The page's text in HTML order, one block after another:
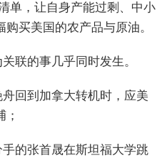
单，让自身产能过剩、中小
买美国的农产品与原油。
联的事几乎同时发生。
回到加拿大转机时，应美
的张首晟在斯坦福大学跳